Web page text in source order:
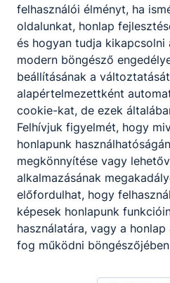
felhasználói élményt, ha
oldalunkat, honlap
és hogyan tudja
modern böngésző
beállításának a
alapértelmezettként
cookie-kat, de ezek
Felhívjuk figyelmét, hogy
honlapunk
megkönnyítése vagy
alkalmazásának
előfordulhat, hogy
képesek honlapunk
használatára, vagy a
fog működni